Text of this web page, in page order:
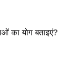
का योग बताइएं?